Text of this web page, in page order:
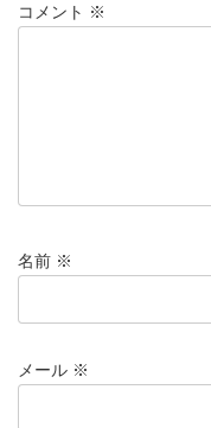
コメント ※
名前 ※
メール ※